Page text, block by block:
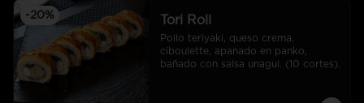
-20% Tori Roll
Pollo teriyaki, queso crema,
ciboulette, apanado en panko,
bañado con salsa unagui. (10 cortes).